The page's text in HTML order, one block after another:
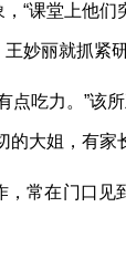
“课堂上他
妙丽就抓紧
点吃力。”
大姐，有
常在门口